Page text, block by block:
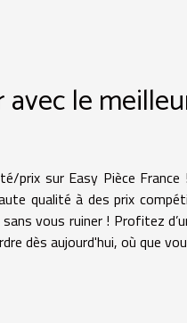
le
prix sur Easy Pièce France
qualité à des prix
vous ruiner ! Profitez
dès aujourd'hui, où que